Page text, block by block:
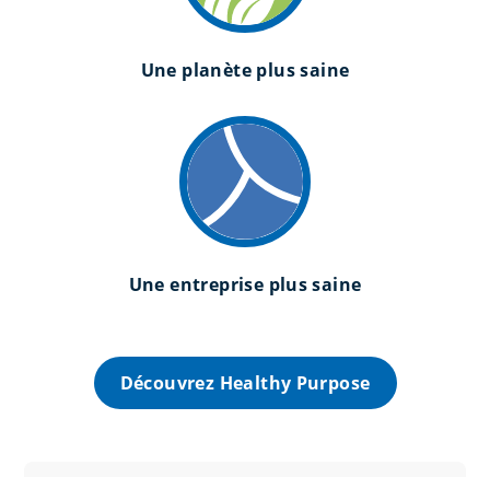
Une planète plus saine
Une entreprise plus saine
Découvrez Healthy Purpose